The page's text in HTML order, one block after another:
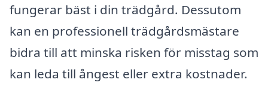
fungerar bäst i din trädgård. Dessutom
kan en professionell trädgårdsmästare
bidra till att minska risken för misstag som
kan leda till ångest eller extra kostnader.